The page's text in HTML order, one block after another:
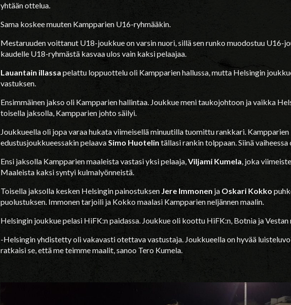
yhtään ottelua.
Sama koskee muuten Kampparien U16-ryhmääkin.
Mestaruuden voittanut U18-joukkue on varsin nuori, sillä sen runko muodostuu U16-
kaudelle U18-ryhmästä kasvaa ulos vain kaksi pelaajaa.
Lauantain illassa pelattu loppuottelu oli Kampparien hallussa, mutta Helsingin
vastuksen.
Ensimmäinen jakso oli Kampparien hallintaa. Joukkue meni taukojohtoon ja vaikka
toisella jaksolla, Kampparien johto säilyi.
Joukkueella oli jopa varaa hukata viimeisellä minuutilla tuomittu rankkari. Kampparien
edustusjoukkueessakin pelaavaSimo Huotelin tällasi rankin tolppaan. Siinä
Ensi jaksolla Kampparien maaleista vastasi yksi pelaaja,Viljami Kumela, joka
Maaleista kaksi syntyi kulmalyönneistä.
Toisella jaksolla kesken Helsingin painostuksenJere Immonen ja Oskari Kokko
puolustuksen. Immonen tarjoili ja Kokko maalasi Kampparien neljännen maalin.
Helsingin joukkue pelasi HiFK:n paidassa. Joukkue oli koottu HiFK:n, Botnia ja Vestan
-Helsingin yhdistetty oli vakavasti otettava vastustaja. Joukkueella on hyvää
ratkaisi se, että me teimme maalit, sanoo Tero Kumela.